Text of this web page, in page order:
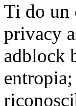
Ti do un
privacy
adblock